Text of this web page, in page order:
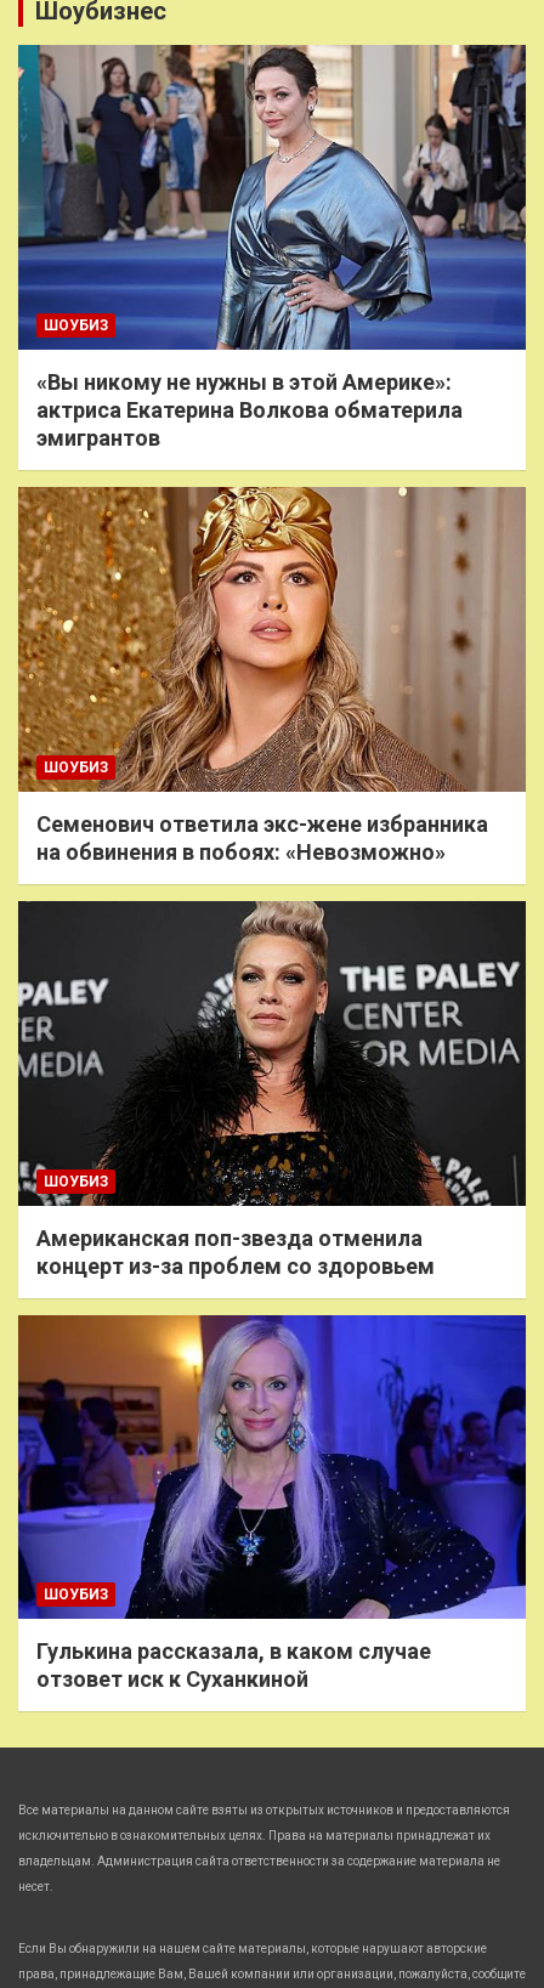
Шоубизнес
ШОУБИЗ
«Вы никому не нужны в этой Америке»:
актриса Екатерина Волкова обматерила
эмигрантов
ШОУБИЗ
Семенович ответила экс-жене избранника
на обвинения в побоях: «Невозможно»
ШОУБИЗ
Американская поп-звезда отменила
концерт из-за проблем со здоровьем
ШОУБИЗ
Гулькина рассказала, в каком случае
отзовет иск к Суханкиной
Все материалы на данном сайте взяты из открытых источников и предоставляются
исключительно в ознакомительных целях. Права на материалы принадлежат их
владельцам. Администрация сайта ответственности за содержание материала не
несет.
Если Вы обнаружили на нашем сайте материалы, которые нарушают авторские
права, принадлежащие Вам, Вашей компании или организации, пожалуйста, сообщите